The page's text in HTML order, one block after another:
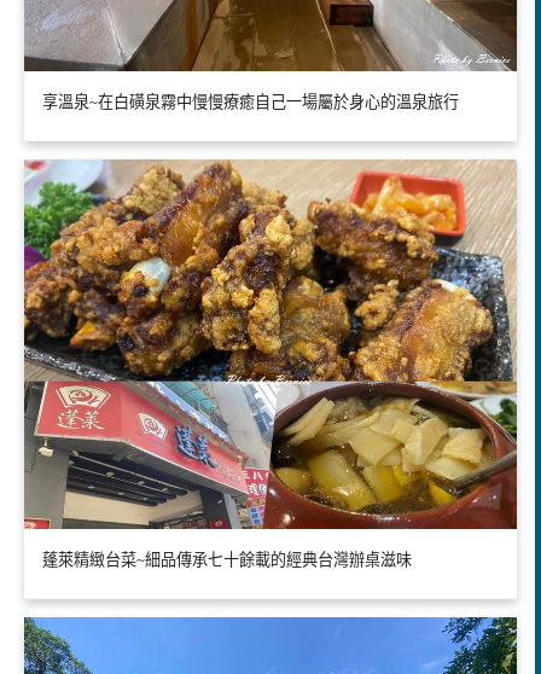
享溫泉~在白磺泉霧中慢慢療癒自己一場屬於身心的溫泉旅行
蓬萊精緻台菜~細品傳承七十餘載的經典台灣辦桌滋味